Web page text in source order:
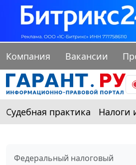
Компания Вакансии
Судебная практика Налоги
Федеральный налоговый